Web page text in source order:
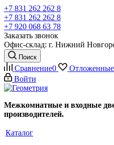
+7 831 262 262 8
+7 831 262 262 8
+7 920 068 63 78
Заказать звонок
Офис-склад: г. Нижний
Поиск
Сравнение0 Отложенные
Войти
Межкомнатные и входные
производителей.
Каталог